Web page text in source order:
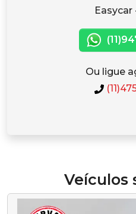
Easycar
Ou ligue
Veículos